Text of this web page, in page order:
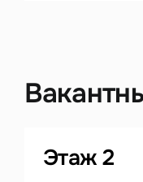
Этаж 2